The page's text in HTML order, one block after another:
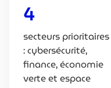
4
secteurs prioritaires
: cybersécurité,
finance, économie
verte et espace